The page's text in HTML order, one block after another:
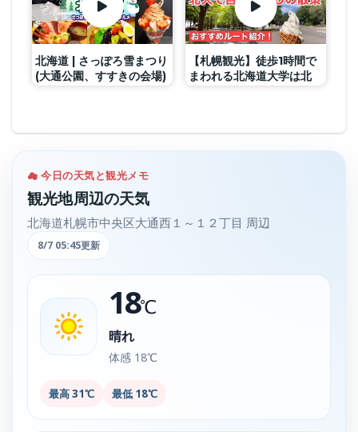
北海道 | さっぽろ雪まつり
(大通公園、すすきの会場)
【札幌観光】徒歩1時間で
まわれる北海道大学は北
☁ 今日の天気と観光メモ
観光地周辺の天気
北海道札幌市中央区大通西１～１２丁目 周辺
8/7 05:45更新
18℃
晴れ
体感 18℃
最高 31℃ 最低 18℃